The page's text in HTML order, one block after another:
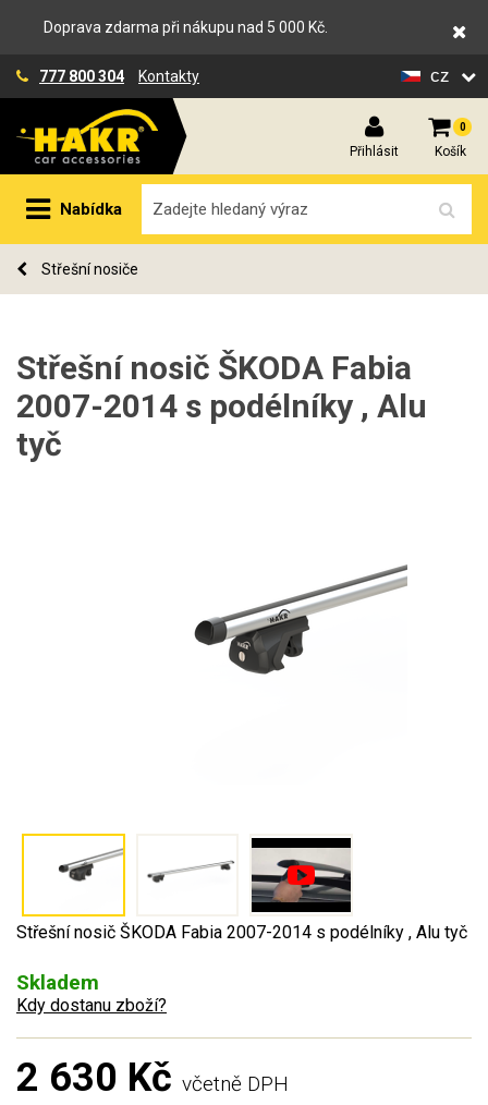
Doprava zdarma při nákupu nad 5 000 Kč.
777 800 304 Kontakty cz
Přihlásit
0
Košík
Nabídka
Střešní nosiče
Střešní nosič ŠKODA Fabia
2007-2014 s podélníky , Alu
tyč
Střešní nosič ŠKODA Fabia 2007-2014 s podélníky , Alu tyč
Skladem
Kdy dostanu zboží?
2 630 Kč včetně DPH